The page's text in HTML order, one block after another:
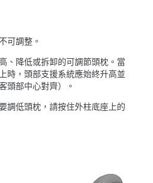
可調整。
、降低或拆卸的可調節頭枕。當
時，頭部支援系統應始終升高並
頭部中心對齊）。
調低頭枕，請按住外柱底座上的